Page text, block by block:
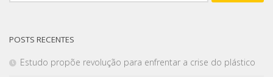
POSTS RECENTES
Estudo propõe revolução para enfrentar a crise do plástico